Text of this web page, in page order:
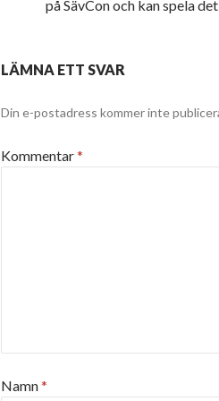
på SävCon och kan spela
LÄMNA ETT SVAR
Din e-postadress kommer inte
Kommentar*
Namn*